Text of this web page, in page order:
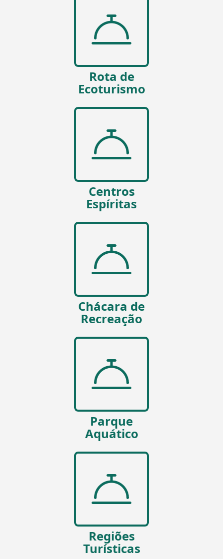
Rota de
Ecoturismo
Centros
Espíritas
Chácara de
Recreação
Parque
Aquático
Regiões
Turísticas